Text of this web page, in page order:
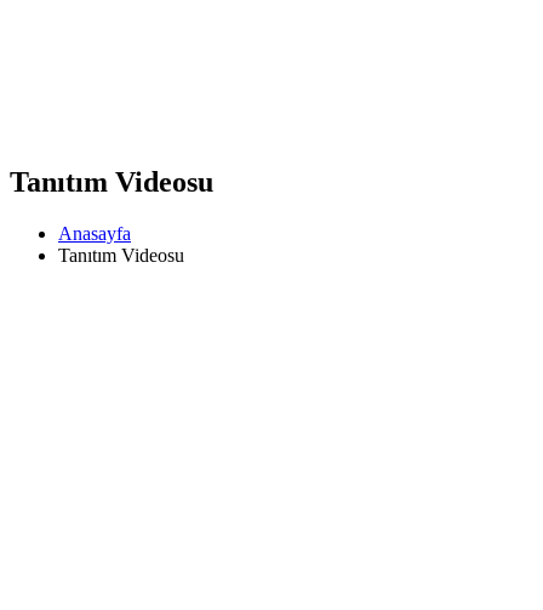
Tanıtım Videosu
Anasayfa
Tanıtım Videosu